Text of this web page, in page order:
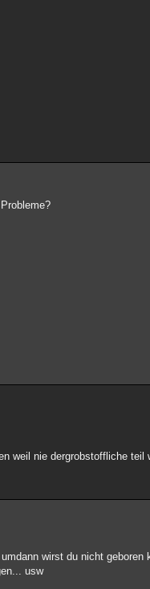
weil nie dergrobstoffliche
wirst du nicht
usw